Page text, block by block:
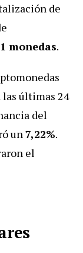
de
monedas.
las últimas 24
del
un7,22%.
el